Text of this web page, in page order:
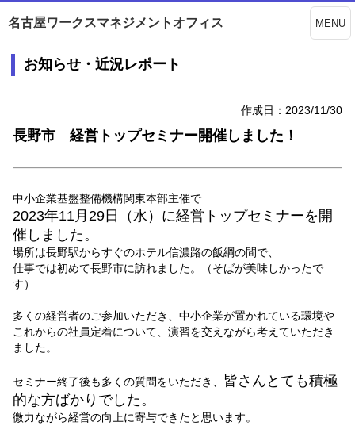
名古屋ワークスマネジメントオフィス MENU
お知らせ・近況レポート
作成日：2023/11/30
長野市 経営トップセミナー開催しました！
中小企業基盤整備機構関東本部主催で
2023年11月29日（水）に経営トップセミナーを開
催しました。
場所は長野駅からすぐのホテル信濃路の飯綱の間で、
仕事では初めて長野市に訪れました。（そばが美味しかったで
す）
多くの経営者のご参加いただき、中小企業が置かれている環境や
これからの社員定着について、演習を交えながら考えていただき
ました。
セミナー終了後も多くの質問をいただき、
皆さんとても積極
的な方ばかりでした。
微力ながら経営の向上に寄与できたと思います。